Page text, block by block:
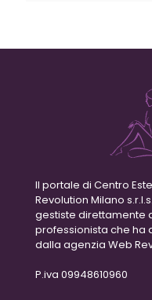
Il portale di Centro
Revolution Milano
gestiste direttamente
professionista che ha
dalla agenzia Web
P.iva 09948610960